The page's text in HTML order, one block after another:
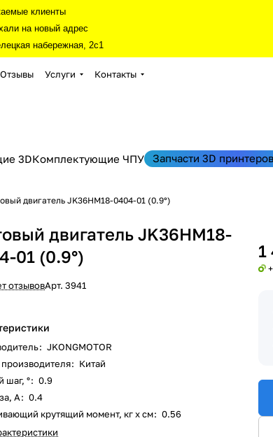
клиенты
на новый адрес
набережная, 2с1
Отзывы Услуги Контакты
3DКомплектующие ЧПУ Запчасти 3D
двигатель JK36HM18-0404-01 (0.9°)
двигатель JK36HM18-
01 (0.9°)
отзывовАрт.3941
: JKONGMOTOR
производителя: Китай
шаг, °: 0.9
А: 0.4
крутящий момент, кг х см: 0.56
1